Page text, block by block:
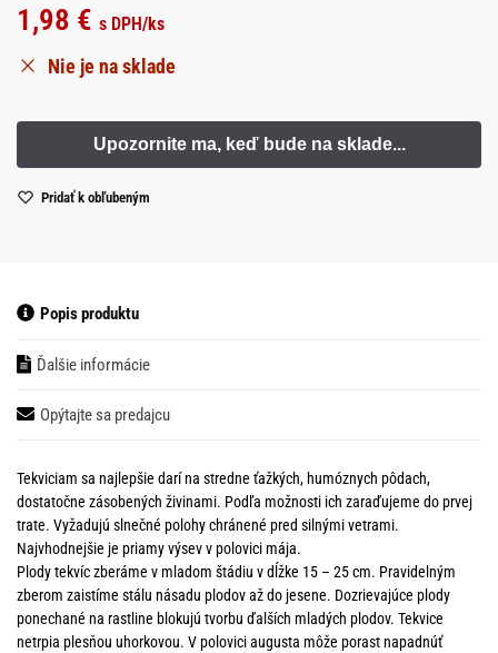
1,98 € s DPH/ks
Nie je na sklade
Pridať k obľubeným
Popis produktu
Ďalšie informácie
Opýtajte sa predajcu
Tekviciam sa najlepšie darí na stredne ťažkých, humóznych pôdach,
dostatočne zásobených živinami. Podľa možnosti ich zaraďujeme do prvej
trate. Vyžadujú slnečné polohy chránené pred silnými vetrami.
Najvhodnejšie je priamy výsev v polovici mája.
Plody tekvíc zberáme v mladom štádiu v dĺžke 15 – 25 cm. Pravidelným
zberom zaistíme stálu násadu plodov až do jesene. Dozrievajúce plody
ponechané na rastline blokujú tvorbu ďalších mladých plodov. Tekvice
netrpia plesňou uhorkovou. V polovici augusta môže porast napadnúť